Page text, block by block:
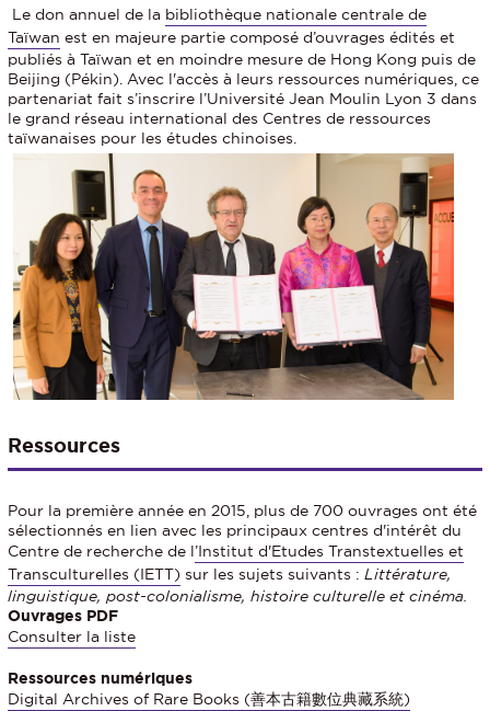
Le don annuel de la bibliothèque nationale centrale de
Taïwan est en majeure partie composé d’ouvrages édités et
publiés à Taïwan et en moindre mesure de Hong Kong puis de
Beijing (Pékin). Avec l'accès à leurs ressources numériques, ce
partenariat fait s’inscrire l’Université Jean Moulin Lyon 3 dans
le grand réseau international des Centres de ressources
taïwanaises pour les études chinoises.
Ressources
Pour la première année en 2015, plus de 700 ouvrages ont été
sélectionnés en lien avec les principaux centres d'intérêt du
Centre de recherche de l’Institut d'Etudes Transtextuelles et
Transculturelles (IETT) sur les sujets suivants : Littérature,
linguistique, post-colonialisme, histoire culturelle et cinéma.
Ouvrages PDF
Consulter la liste
Ressources numériques
Digital Archives of Rare Books (善本古籍數位典藏系統)